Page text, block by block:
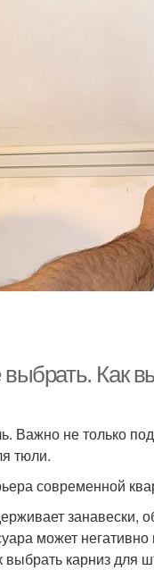
Как
Важно не только
тюли.
современной
занавески,
может
выбрать карниз